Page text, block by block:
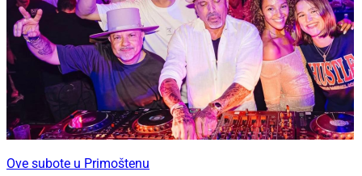
Ove subote u Primoštenu